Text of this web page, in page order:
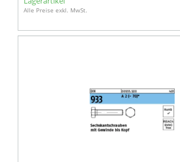
Alle Preise exkl. MwSt.